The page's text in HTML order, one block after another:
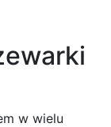
w wielu